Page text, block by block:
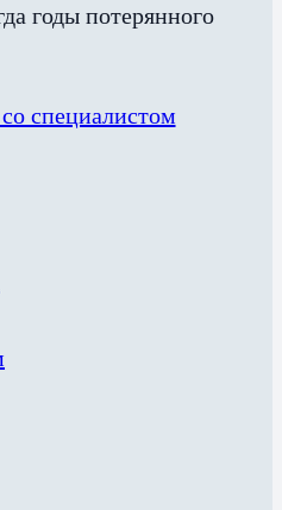
годы потерянного
специалистом